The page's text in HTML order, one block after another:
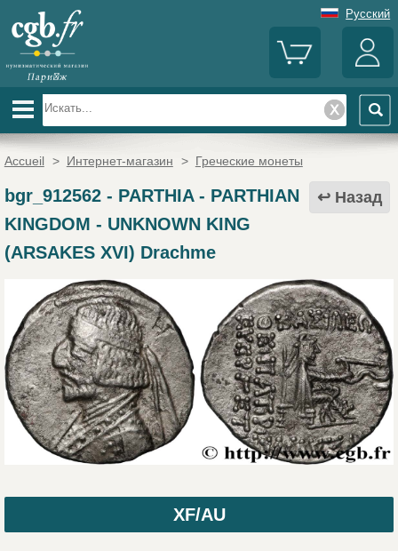
Русский
Accueil > Интернет-магазин > Греческие монеты
Назад
bgr_912562- PARTHIA - PARTHIAN
KINGDOM - UNKNOWN KING
(ARSAKES XVI) Drachme
XF/AU